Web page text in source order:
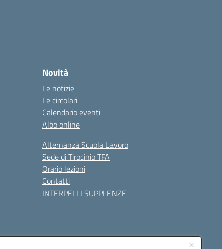
Novità
Le notizie
Le circolari
Calendario eventi
Albo online
Alternanza Scuola Lavoro
Sede di Tirocinio TFA
Orario lezioni
Contatti
INTERPELLI SUPPLENZE